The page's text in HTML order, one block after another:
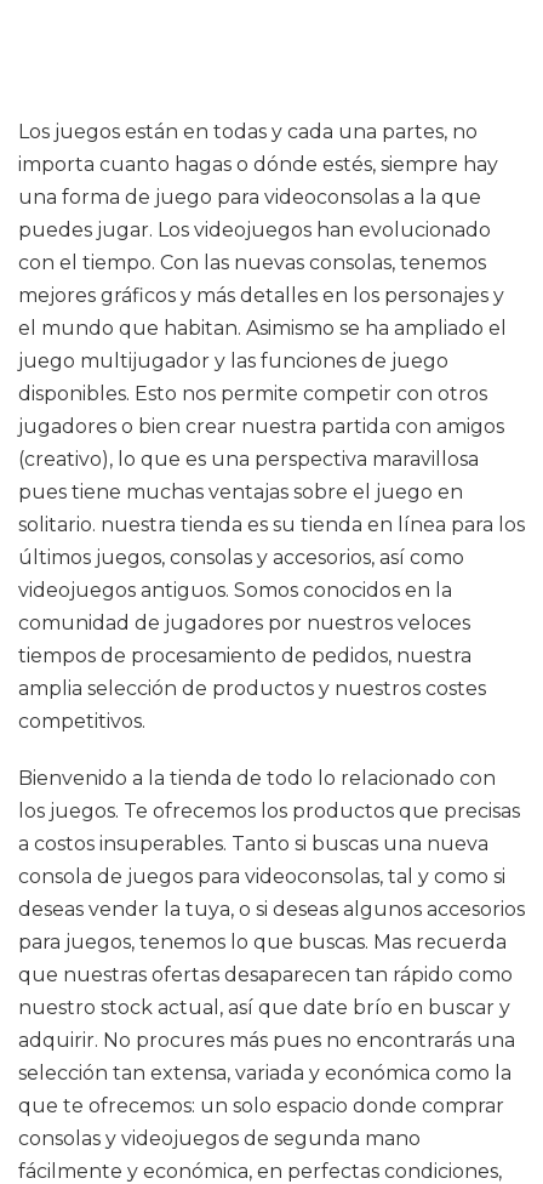
Los juegos están en todas y cada una partes, no
importa cuanto hagas o dónde estés, siempre hay
una forma de juego para videoconsolas a la que
puedes jugar. Los videojuegos han evolucionado
con el tiempo. Con las nuevas consolas, tenemos
mejores gráficos y más detalles en los personajes y
el mundo que habitan. Asimismo se ha ampliado el
juego multijugador y las funciones de juego
disponibles. Esto nos permite competir con otros
jugadores o bien crear nuestra partida con amigos
(creativo), lo que es una perspectiva maravillosa
pues tiene muchas ventajas sobre el juego en
solitario. nuestra tienda es su tienda en línea para los
últimos juegos, consolas y accesorios, así como
videojuegos antiguos. Somos conocidos en la
comunidad de jugadores por nuestros veloces
tiempos de procesamiento de pedidos, nuestra
amplia selección de productos y nuestros costes
competitivos.
Bienvenido a la tienda de todo lo relacionado con
los juegos. Te ofrecemos los productos que precisas
a costos insuperables. Tanto si buscas una nueva
consola de juegos para videoconsolas, tal y como si
deseas vender la tuya, o si deseas algunos accesorios
para juegos, tenemos lo que buscas. Mas recuerda
que nuestras ofertas desaparecen tan rápido como
nuestro stock actual, así que date brío en buscar y
adquirir. No procures más pues no encontrarás una
selección tan extensa, variada y económica como la
que te ofrecemos: un solo espacio donde comprar
consolas y videojuegos de segunda mano
fácilmente y económica, en perfectas condiciones,